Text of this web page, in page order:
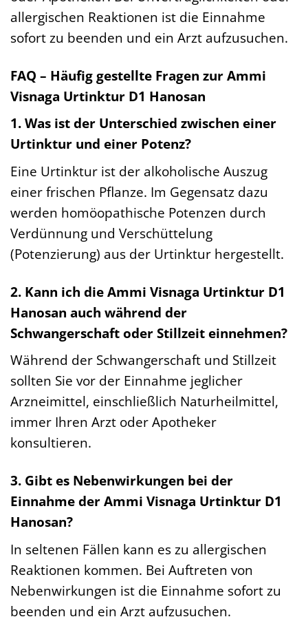
allergischen Reaktionen ist die Einnahme
sofort zu beenden und ein Arzt aufzusuchen.
FAQ – Häufig gestellte Fragen zur Ammi
Visnaga Urtinktur D1 Hanosan
1. Was ist der Unterschied zwischen einer
Urtinktur und einer Potenz?
Eine Urtinktur ist der alkoholische Auszug
einer frischen Pflanze. Im Gegensatz dazu
werden homöopathische Potenzen durch
Verdünnung und Verschüttelung
(Potenzierung) aus der Urtinktur hergestellt.
2. Kann ich die Ammi Visnaga Urtinktur D1
Hanosan auch während der
Schwangerschaft oder Stillzeit einnehmen?
Während der Schwangerschaft und Stillzeit
sollten Sie vor der Einnahme jeglicher
Arzneimittel, einschließlich Naturheilmittel,
immer Ihren Arzt oder Apotheker
konsultieren.
3. Gibt es Nebenwirkungen bei der
Einnahme der Ammi Visnaga Urtinktur D1
Hanosan?
In seltenen Fällen kann es zu allergischen
Reaktionen kommen. Bei Auftreten von
Nebenwirkungen ist die Einnahme sofort zu
beenden und ein Arzt aufzusuchen.